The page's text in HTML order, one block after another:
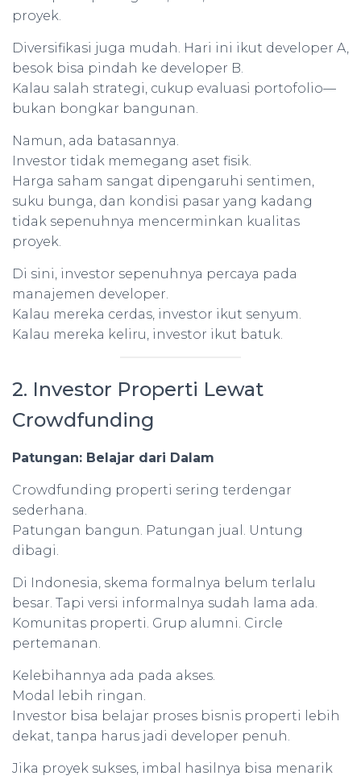
proyek.
Diversifikasi juga mudah. Hari ini ikut developer A,
besok bisa pindah ke developer B.
Kalau salah strategi, cukup evaluasi portofolio—
bukan bongkar bangunan.
Namun, ada batasannya.
Investor tidak memegang aset fisik.
Harga saham sangat dipengaruhi sentimen,
suku bunga, dan kondisi pasar yang kadang
tidak sepenuhnya mencerminkan kualitas
proyek.
Di sini, investor sepenuhnya percaya pada
manajemen developer.
Kalau mereka cerdas, investor ikut senyum.
Kalau mereka keliru, investor ikut batuk.
2. Investor Properti Lewat
Crowdfunding
Patungan: Belajar dari Dalam
Crowdfunding properti sering terdengar
sederhana.
Patungan bangun. Patungan jual. Untung
dibagi.
Di Indonesia, skema formalnya belum terlalu
besar. Tapi versi informalnya sudah lama ada.
Komunitas properti. Grup alumni. Circle
pertemanan.
Kelebihannya ada pada akses.
Modal lebih ringan.
Investor bisa belajar proses bisnis properti lebih
dekat, tanpa harus jadi developer penuh.
Jika proyek sukses, imbal hasilnya bisa menarik